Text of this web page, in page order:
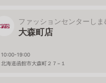
ファッションセンターしま
大森町店
10:00-19:00
北海道函館市大森町２７−１